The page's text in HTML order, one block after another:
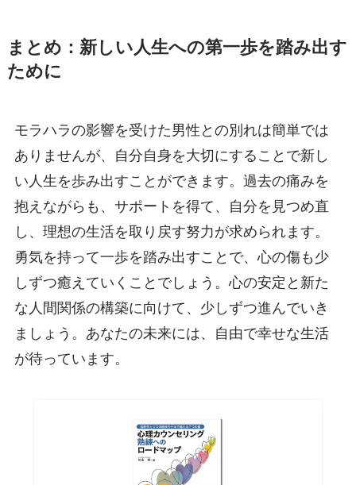
まとめ：新しい人生への第一歩を踏み出す
ために
モラハラの影響を受けた男性との別れは簡単では
ありませんが、自分自身を大切にすることで新し
い人生を歩み出すことができます。過去の痛みを
抱えながらも、サポートを得て、自分を見つめ直
し、理想の生活を取り戻す努力が求められます。
勇気を持って一歩を踏み出すことで、心の傷も少
しずつ癒えていくことでしょう。心の安定と新た
な人間関係の構築に向けて、少しずつ進んでいき
ましょう。あなたの未来には、自由で幸せな生活
が待っています。